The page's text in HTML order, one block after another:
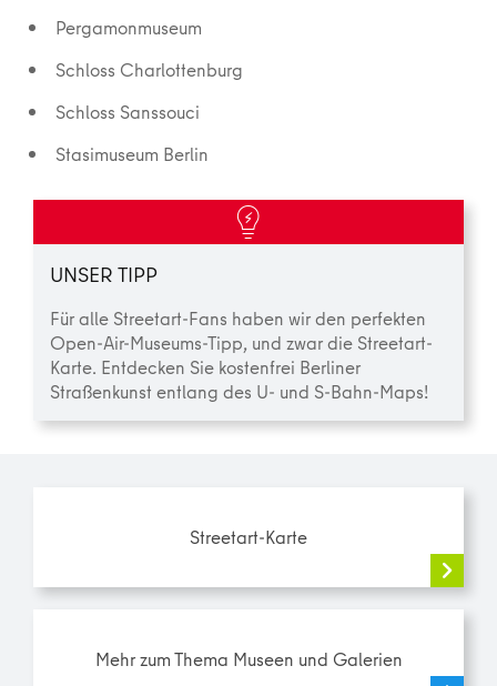
Pergamonmuseum
Schloss Charlottenburg
Schloss Sanssouci
Stasimuseum Berlin
UNSER TIPP
Für alle Streetart-Fans haben wir den perfekten
Open-Air-Museums-Tipp, und zwar die Streetart-
Karte. Entdecken Sie kostenfrei Berliner
Straßenkunst entlang des U- und S-Bahn-Maps!
Streetart-Karte
Mehr zum Thema Museen und Galerien